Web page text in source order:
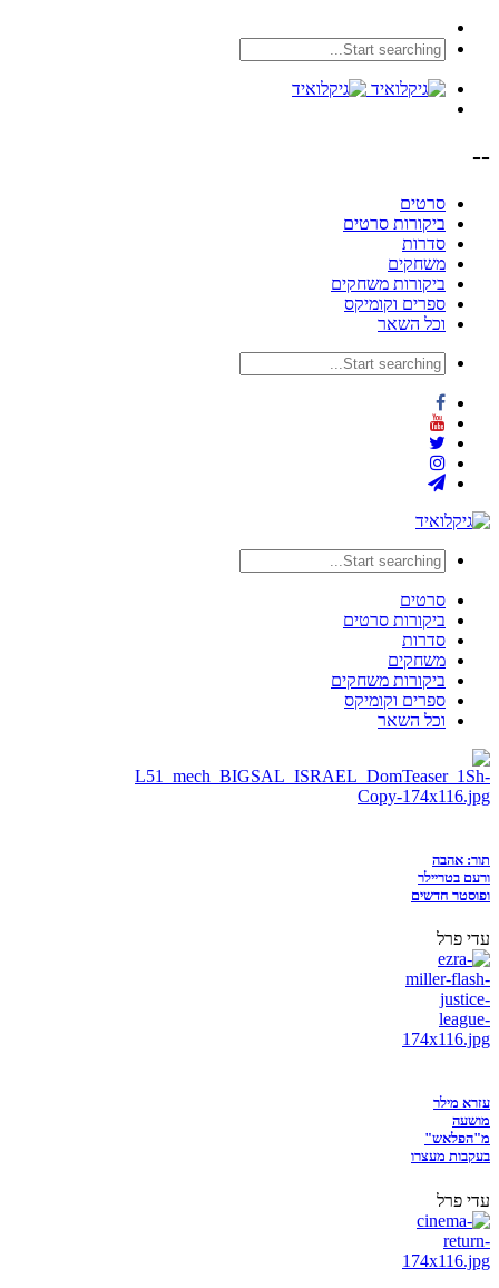
--
סרטים
ביקורות סרטים
סדרות
משחקים
ביקורות משחקים
ספרים וקומיקס
וכל השאר
סרטים
ביקורות סרטים
סדרות
משחקים
ביקורות משחקים
ספרים וקומיקס
וכל השאר
תור: אהבה
ורעם בטריילר
ופוסטר חדשים
עדי פרל
עזרא מילר
מושעה
מ"הפלאש"
בעקבות מעצרו
עדי פרל